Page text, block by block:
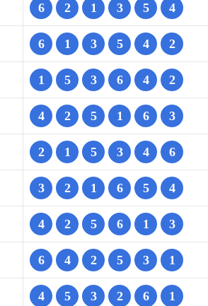
6 2 1 3 5 4
6 1 3 5 4 2
1 5 3 6 4 2
4 2 5 1 6 3
2 1 5 3 4 6
3 2 1 6 5 4
4 2 5 6 1 3
6 4 2 5 3 1
4 5 3 2 6 1